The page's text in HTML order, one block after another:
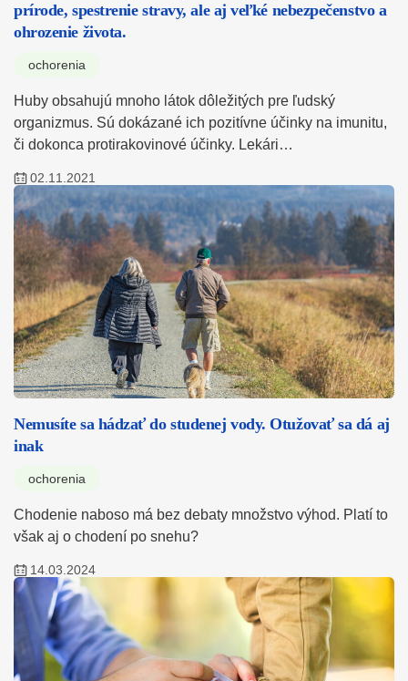
prírode, spestrenie stravy, ale aj veľké nebezpečenstvo a
ohrozenie života.
ochorenia
Huby obsahujú mnoho látok dôležitých pre ľudský
organizmus. Sú dokázané ich pozitívne účinky na imunitu,
či dokonca protirakovinové účinky. Lekári…
02.11.2021
Nemusíte sa hádzať do studenej vody. Otužovať sa dá aj
inak
ochorenia
Chodenie naboso má bez debaty množstvo výhod. Platí to
však aj o chodení po snehu?
14.03.2024